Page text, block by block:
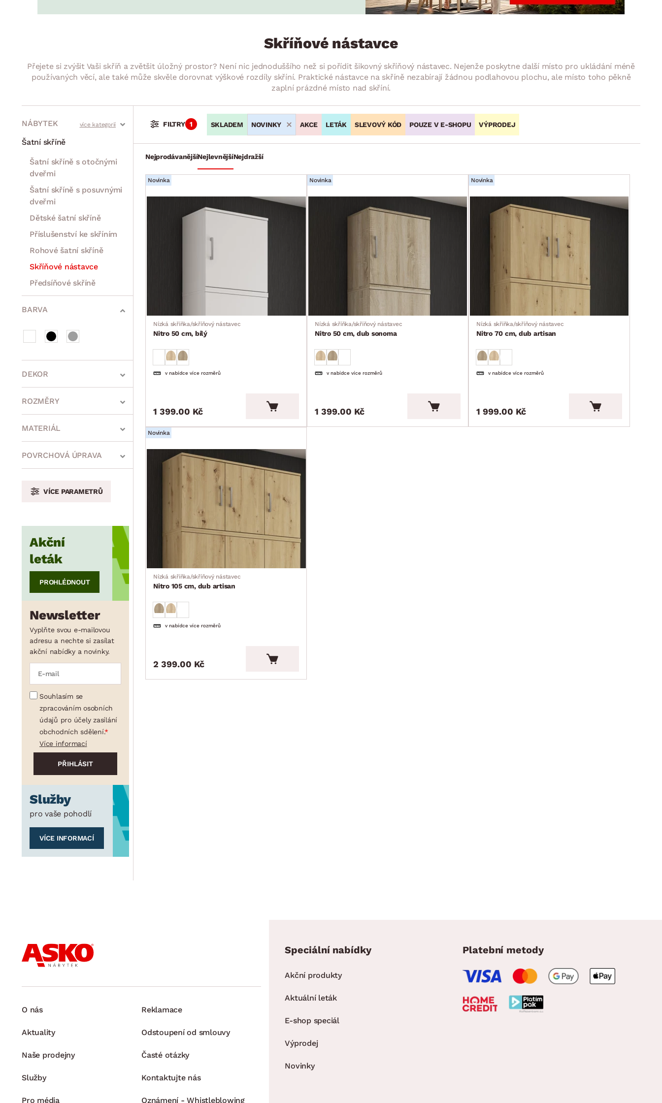
Koupelna
Závěsy a žaluzie Pánve
ZAHRADNÍ DOPLŇKY VÁNOCE
Zahradní doplňky
Skříňové nástavce
Přejete si zvýšit Vaši skříň a zvětšit úložný prostor? Není nic jednoduššího než si pořídit šikovný skříňový nástavec. Nejenže poskytne další místo pro ukládání méně
používaných věcí, ale také může skvěle dorovnat výškové rozdíly skříní. Praktické nástavce na skříně nezabírají žádnou podlahovou plochu, ale místo toho pěkně
zaplní prázdné místo nad skříní.
NÁBYTEK
Stoly a stolky
Křesla a sezení
Židle a lavice
Postele
Šatní skříně
Šatní skříně s otočnými
dveřmi
Šatní skříně s posuvnými
dveřmi
Dětské šatní skříně
Příslušenství ke skříním
Rohové šatní skříně
Skříňové nástavce
Předsíňové skříně
Rošty
Matrace
Komody, skříňky a vitríny
Bytové doplňky
Sedací soupravy a pohovky
Sestavy a stěny
Drobný nábytek
Spotřebiče
BARVA
DEKOR
ROZMĚRY
min. cm max.
min. cm max.
min. cm cm
MATERIÁL
POVRCHOVÁ ÚPRAVA
VÍCE PARAMETRŮ
Akční
leták
PROHLÉDNOUT
Newsletter
Vyplňte svou e-mailovou
adresu a nechte si zasílat
akční nabídky a novinky.
Souhlasím se
zpracováním osobních
údajů pro účely zasílání
obchodních sdělení.
Více informací
Služby
pro vaše pohodlí
VÍCE INFORMACÍ
SKLADEM NOVINKY AKCE LETÁK SLEVOVÝ KÓD POUZE V E-SHOPU VÝPRODEJ
FILTRY 1
NejprodávanějšíNejlevnějšíNejdražší
Novinka
Nízká skříňka/skříňový nástavec
Nitro 50 cm, bílý
v nabídce více rozměrů
1 399.00 Kč
Novinka
Nízká skříňka/skříňový nástavec
Nitro 50 cm, dub sonoma
v nabídce více rozměrů
1 399.00 Kč
Novinka
Nízká skříňka/skříňový nástavec
Nitro 70 cm, dub artisan
v nabídce více rozměrů
1 999.00 Kč
Novinka
Nízká skříňka/skříňový nástavec
Nitro 105 cm, dub artisan
v nabídce více rozměrů
2 399.00 Kč
O nás
Aktuality
Naše prodejny
Služby
Pro média
Reklamace
Odstoupení od smlouvy
Časté otázky
Kontaktujte nás
Oznámení - Whistleblowing
Speciální nabídky
Akční produkty
Aktuální leták
E-shop speciál
Výprodej
Novinky
Platební metody